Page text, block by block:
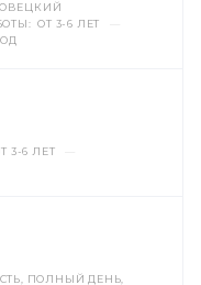
ОТ 3-6 ЛЕТ
3-6 ЛЕТ
ПОЛНЫЙ ДЕНЬ,